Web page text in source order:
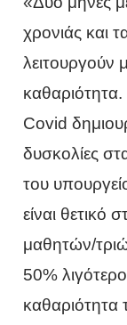
χρονιάς και
λειτουργούν
Covid
δυσκολίες
του
είναι θετικό
μαθητών/
50%
καθαριότητα